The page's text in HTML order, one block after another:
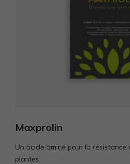
Maxprolin
Un acide aminé pour la résistance
plantes.